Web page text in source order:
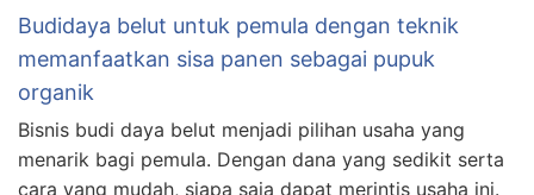
Budidaya belut untuk pemula dengan teknik
memanfaatkan sisa panen sebagai pupuk
organik
Bisnis budi daya belut menjadi pilihan usaha yang
menarik bagi pemula. Dengan dana yang sedikit serta
cara yang mudah, siapa saja dapat merintis usaha ini.